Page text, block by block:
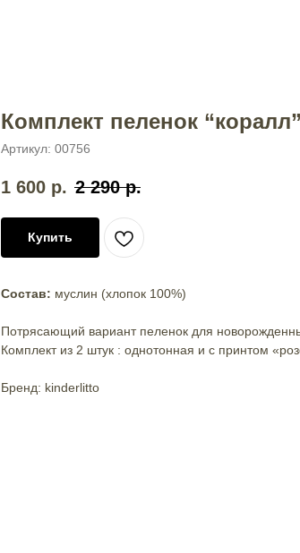
Комплект пеленок
Артикул: 00756
1 600 р. 2 290 р.
Купить
Состав: муслин (хлопок 100%)
Потрясающий вариант пеленок для
Комплект из 2 штук : однотонная и с принтом
Бренд: kinderlitto